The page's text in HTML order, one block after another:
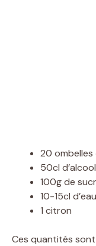
20 ombelles
50cl
100g de
10-15cl d’eau
1 citron
Ces quantités